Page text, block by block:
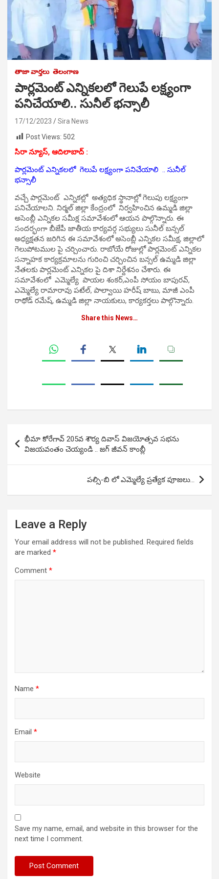
తాజా వార్తలు తెలంగాణ
పార్లమెంట్ ఎన్నికలలో గెలుపే లక్ష్యంగా
పనిచేయాలి.. సునీల్ భన్సాలీ
17/12/2023
Sira News
Post Views: 502
సిరా న్యూస్, ఆదిలాబాద్ :
పార్లమెంట్ ఎన్నికలలో గెలుపే లక్ష్యంగా పనిచేయాలి .. సునీల్
భన్సాలీ
వచ్చే పార్లమెంట్ ఎన్నికల్లో అత్యధిక స్థానాల్లో గెలుపు లక్ష్యంగా
పనిచేయాలని. నిర్మల్ జిల్లా కేంద్రంలో నిర్వహించిన ఉమ్మడి జిల్లా
అసెంబ్లీ ఎన్నికల సమీక్ష సమావేశంలో ఆయన పాల్గొన్నారు. ఈ
సందర్భంగా బీజేపీ జాతీయ కార్యవర్గ సభ్యులు సునీల్ బన్సల్
అధ్యక్షతన జరిగిన ఈ సమావేశంలో అసెంబ్లీ ఎన్నికల సమీక్ష, జిల్లాలో
గెలుపోటముల పై చర్చించారు. రాబోయే రోజుల్లో పార్లమెంట్ ఎన్నికల
సన్నాహక కార్యక్రమాలను గురించి చర్చించిన బన్సల్ ఉమ్మడి జిల్లా
నేతలకు పార్లమెంట్ ఎన్నికల పై దిశా నిర్దేశనం చేశారు. ఈ
సమావేశంలో ఎమ్మెల్యే పాయల శంకర్,ఎంపీ సోయం బాపురవ్,
ఎమ్మెల్యే రామారావు పటేల్, పాల్వాయి హరీష్ బాబు, మాజీ ఎంపీ
రాథోడ్ రమేష్, ఉమ్మడి జిల్లా నాయకులు, కార్యకర్తలు పాల్గొన్నారు.
Share this News…
Post
navigation
భీమా కోరేగావ్ 205వ శౌర్య దివాస్ విజయోత్సవ సభను
విజయవంతం చెయ్యండి .. జగ్ జీవన్ కాంబ్లీ
పల్సి-బి లో ఎమ్మెల్యే ప్రత్యేక పూజలు…
Leave a Reply
Your email address will not be published. Required fields
are marked *
Comment *
Name *
Email *
Website
Save my name, email, and website in this browser for the
next time I comment.